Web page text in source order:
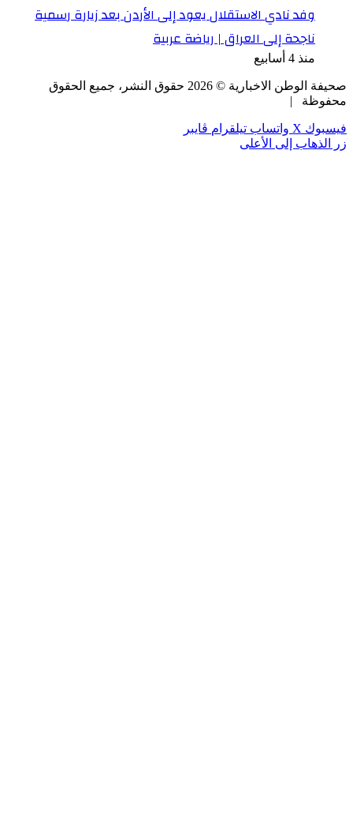
وفد نادي الاستقلال يعود إلى الأردن بعد زيارة رسمية
ناجحة إلى العراق | رياضة عربية
منذ 4 أسابيع
صحيفة الوطن الاخبارية © 2026 حقوق النشر، جميع الحقوق
محفوظة |
فيسبوك ‫X واتساب تيلقرام ڤايبر
زر الذهاب إلى الأعلى